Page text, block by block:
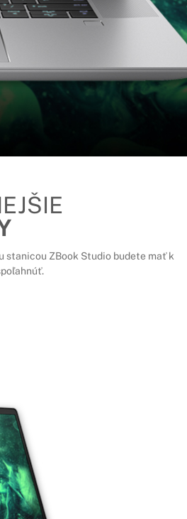
stanicou ZBook Studio budete mať k